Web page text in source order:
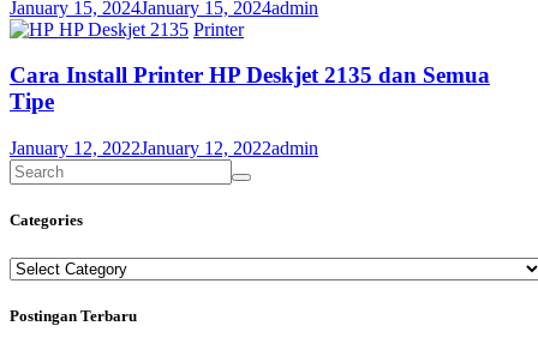
January 15, 2024January 15, 2024admin
HP Deskjet 2135 Printer
Cara Install Printer HP Deskjet 2135 dan Semua
Tipe
January 12, 2022January 12, 2022admin
Categories
Categories
Postingan Terbaru